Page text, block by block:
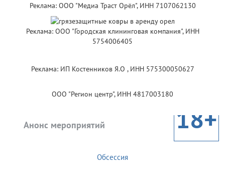
Реклама: ООО "Медиа Траст Орёл", ИНН 7107062130
Реклама: ООО "Городская клининговая компания", ИНН
5754006405
Реклама: ИП Костенников Я.О , ИНН 575300050627
ООО "Регион центр", ИНН 4817003180
Анонс мероприятий 18+
Обсессия